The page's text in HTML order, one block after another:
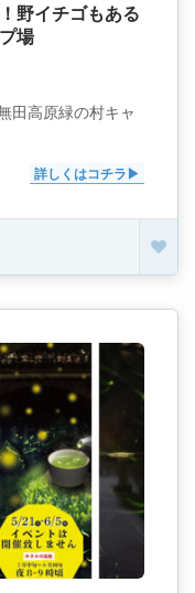
野イチゴもある
場
田高原緑の村キャ
詳しくはコチラ